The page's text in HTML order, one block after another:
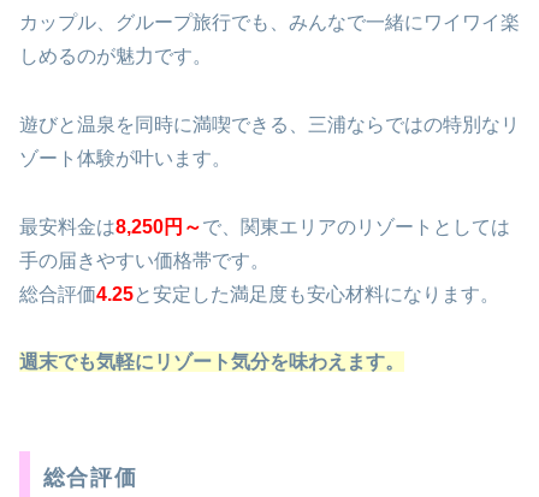
カップル、グループ旅行でも、みんなで一緒にワイワイ楽
しめるのが魅力です。
遊びと温泉を同時に満喫できる、三浦ならではの特別なリ
ゾート体験が叶います。
最安料金は8,250円～で、関東エリアのリゾートとしては
手の届きやすい価格帯です。
総合評価4.25と安定した満足度も安心材料になります。
週末でも気軽にリゾート気分を味わえます。
総合評価